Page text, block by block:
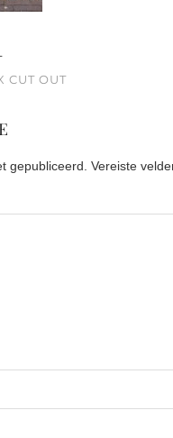
CUT OUT
gepubliceerd. Vereiste